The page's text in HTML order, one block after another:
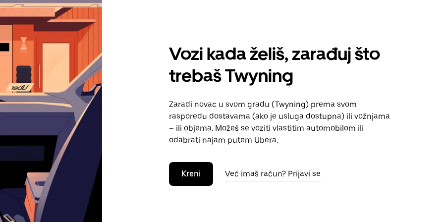
Vozi kada želiš, zarađuj što
trebaš Twyning
Zaradi novac u svom gradu (Twyning) prema svom
rasporedu dostavama (ako je usluga dostupna) ili vožnjama
– ili objema. Možeš se voziti vlastitim automobilom ili
odabrati najam putem Ubera.
Kreni Već imaš račun? Prijavi se